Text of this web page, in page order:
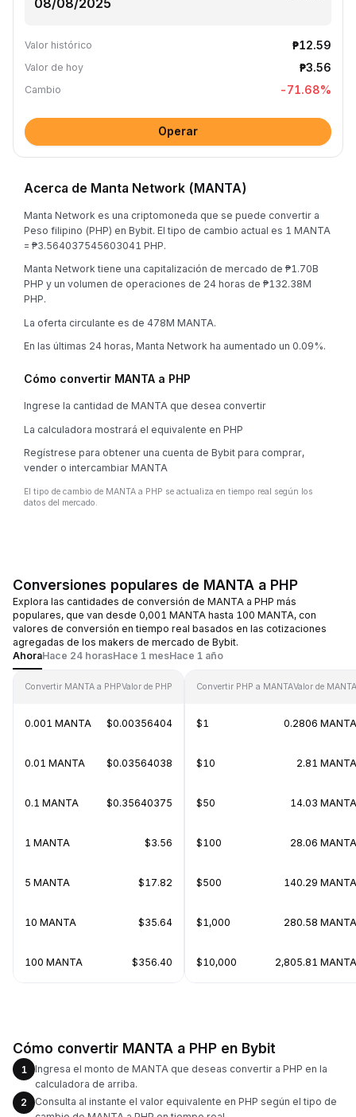
Valor histórico ₱12.59
Valor de hoy ₱3.56
Cambio -71.68%
Operar
Acerca de Manta Network (MANTA)
Manta Network es una criptomoneda que se puede convertir a
Peso filipino (PHP) en Bybit. El tipo de cambio actual es 1 MANTA
= ₱3.564037545603041 PHP.
Manta Network tiene una capitalización de mercado de ₱1.70B
PHP y un volumen de operaciones de 24 horas de ₱132.38M
PHP.
La oferta circulante es de 478M MANTA.
En las últimas 24 horas, Manta Network ha aumentado un 0.09%.
Cómo convertir MANTA a PHP
Ingrese la cantidad de MANTA que desea convertir
La calculadora mostrará el equivalente en PHP
Regístrese para obtener una cuenta de Bybit para comprar,
vender o intercambiar MANTA
El tipo de cambio de MANTA a PHP se actualiza en tiempo real según los
datos del mercado.
Conversiones populares de MANTA a PHP
Explora las cantidades de conversión de MANTA a PHP más
populares, que van desde 0,001 MANTA hasta 100 MANTA, con
valores de conversión en tiempo real basados en las cotizaciones
agregadas de los makers de mercado de Bybit.
AhoraHace 24 horasHace 1 mesHace 1 año
Convertir MANTA a PHPValor de PHP
0.001 MANTA $0.00356404
0.01 MANTA $0.03564038
0.1 MANTA $0.35640375
1 MANTA $3.56
5 MANTA $17.82
10 MANTA $35.64
100 MANTA $356.40
Convertir PHP a MANTAValor de MANTA
$1 0.2806 MANTA
$10 2.81 MANTA
$50 14.03 MANTA
$100 28.06 MANTA
$500 140.29 MANTA
$1,000 280.58 MANTA
$10,000 2,805.81 MANTA
Cómo convertir MANTA a PHP en Bybit
1
Ingresa el monto de MANTA que deseas convertir a PHP en la
calculadora de arriba.
2
Consulta al instante el valor equivalente en PHP según el tipo de